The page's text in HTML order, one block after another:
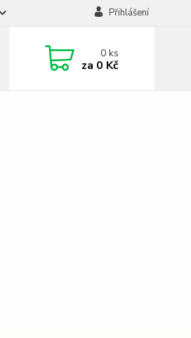
Přihlášení
0ks
za 0 Kč